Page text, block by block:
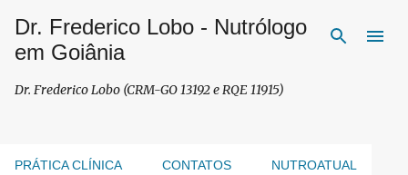
Pular para o conteúdo principal
Dr. Frederico Lobo - Nutrólogo
em Goiânia
Dr. Frederico Lobo (CRM-GO 13192 e RQE 11915)
PRÁTICA CLÍNICA CONTATOS NUTROATUAL